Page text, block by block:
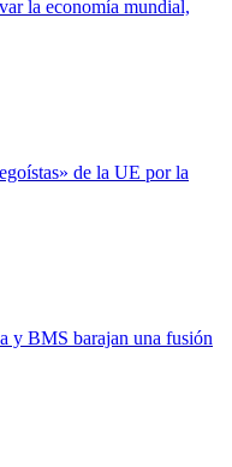
la economía mundial,
de la UE por la
y BMS barajan una fusión